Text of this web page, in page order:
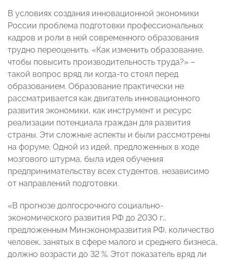
В условиях создания инновационной экономики
России проблема подготовки профессиональных
кадров и роли в ней современного образования
трудно переоценить. «Как изменить образование,
чтобы повысить производительность труда?» –
такой вопрос вряд ли когда-то стоял перед
образованием. Образование практически не
рассматривается как двигатель инновационного
развития экономики, как инструмент и ресурс
реализации потенциала граждан для развития
страны. Эти сложные аспекты и были рассмотрены
на форуме. Одной из идей, предложенных в ходе
мозгового штурма, была идея обучения
предпринимательству всех студентов, независимо
от направлений подготовки.
«В прогнозе долгосрочного социально-
экономического развития РФ до 2030 г.,
предложенным Минэкономразвития РФ, количество
человек, занятых в сфере малого и среднего бизнеса,
должно возрасти до 32 %. Этот показатель вряд ли